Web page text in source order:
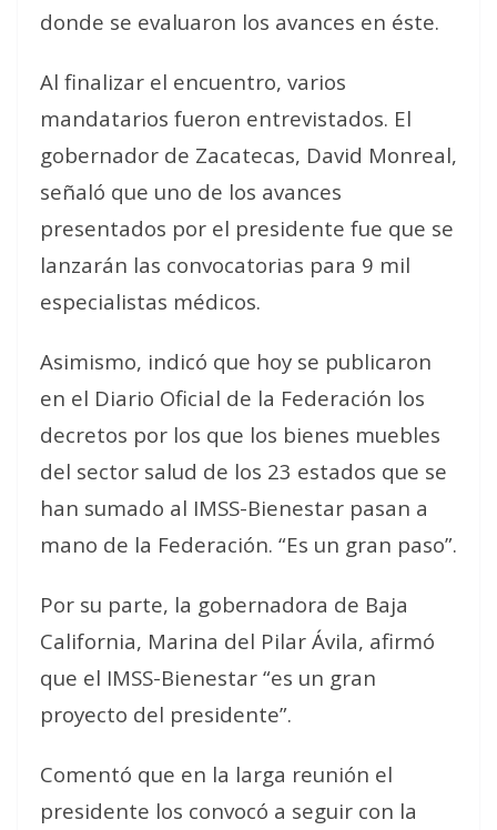
donde se evaluaron los avances en éste.
Al finalizar el encuentro, varios
mandatarios fueron entrevistados. El
gobernador de Zacatecas, David Monreal,
señaló que uno de los avances
presentados por el presidente fue que se
lanzarán las convocatorias para 9 mil
especialistas médicos.
Asimismo, indicó que hoy se publicaron
en el Diario Oficial de la Federación los
decretos por los que los bienes muebles
del sector salud de los 23 estados que se
han sumado al IMSS-Bienestar pasan a
mano de la Federación. “Es un gran paso”.
Por su parte, la gobernadora de Baja
California, Marina del Pilar Ávila, afirmó
que el IMSS-Bienestar “es un gran
proyecto del presidente”.
Comentó que en la larga reunión el
presidente los convocó a seguir con la